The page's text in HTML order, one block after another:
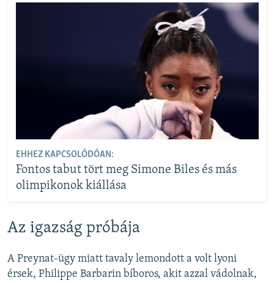
EHHEZ KAPCSOLÓDÓAN:
Fontos tabut tört meg Simone Biles és más
olimpikonok kiállása
Az igazság próbája
A Preynat-ügy miatt tavaly lemondott a volt lyoni
érsek, Philippe Barbarin bíboros, akit azzal vádolnak,